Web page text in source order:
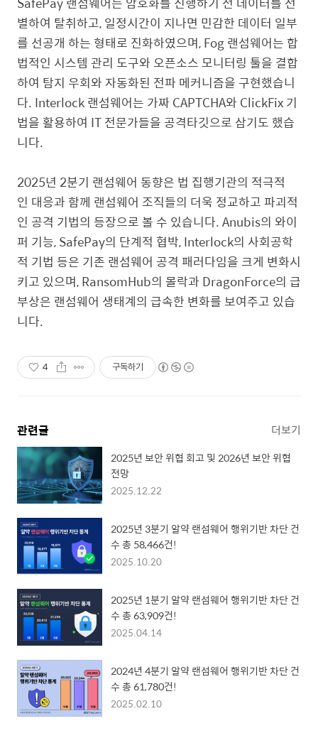
별하여 탈취하고, 일정시간이 지나면 민감한 데이터 일부
를 선공개 하는 형태로 진화하였으며, Fog 랜섬웨어는 합
법적인 시스템 관리 도구와 오픈소스 모니터링 툴을 결합
하여 탐지 우회와 자동화된 전파 메커니즘을 구현했습니
다. Interlock 랜섬웨어는 가짜 CAPTCHA와 ClickFix 기
법을 활용하여 IT 전문가들을 공격타깃으로 삼기도 했습
니다.
2025년 2분기 랜섬웨어 동향은 법 집행기관의 적극적
인 대응과 함께 랜섬웨어 조직들의 더욱 정교하고 파괴적
인 공격 기법의 등장으로 볼 수 있습니다. Anubis의 와이
퍼 기능, SafePay의 단계적 협박, Interlock의 사회공학
적 기법 등은 기존 랜섬웨어 공격 패러다임을 크게 변화시
키고 있으며, RansomHub의 몰락과 DragonForce의 급
부상은 랜섬웨어 생태계의 급속한 변화를 보여주고 있습
니다.
4 구독하기
관련글 더보기
2025년 보안 위협 회고 및 2026년 보안 위협
전망
2025.12.22
2025년 3분기 알약 랜섬웨어 행위기반 차단 건
수 총 58,466건!
2025.10.20
2025년 1분기 알약 랜섬웨어 행위기반 차단 건
수 총 63,909건!
2025.04.14
2024년 4분기 알약 랜섬웨어 행위기반 차단 건
수 총 61,780건!
2025.02.10